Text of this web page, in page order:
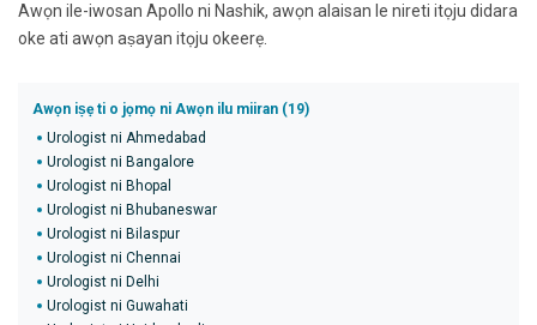
Awọn ile-iwosan Apollo ni Nashik, awọn alaisan le nireti itọju didara
oke ati awọn aṣayan itọju okeerẹ.
Awọn iṣẹ ti o jọmọ ni Awọn ilu miiran (19)
Urologist ni Ahmedabad
Urologist ni Bangalore
Urologist ni Bhopal
Urologist ni Bhubaneswar
Urologist ni Bilaspur
Urologist ni Chennai
Urologist ni Delhi
Urologist ni Guwahati